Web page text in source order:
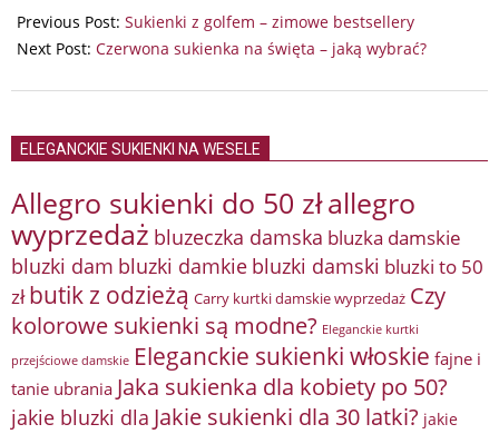
12-
20
Previous Post: Sukienki z golfem – zimowe bestsellery
Next Post: Czerwona sukienka na święta – jaką wybrać?
ELEGANCKIE SUKIENKI NA WESELE
Allegro sukienki do 50 złallegro
wyprzedaż bluzeczka damska bluzka damskie
bluzki dam bluzki damkie bluzki damski bluzki to 50
zł butik z odzieżą Carry kurtki damskie wyprzedaż Czy
kolorowe sukienki są modne? Eleganckie kurtki
przejściowe damskie Eleganckie sukienki włoskie fajne i
tanie ubrania Jaka sukienka dla kobiety po 50?
jakie bluzki dla Jakie sukienki dla 30 latki? jakie